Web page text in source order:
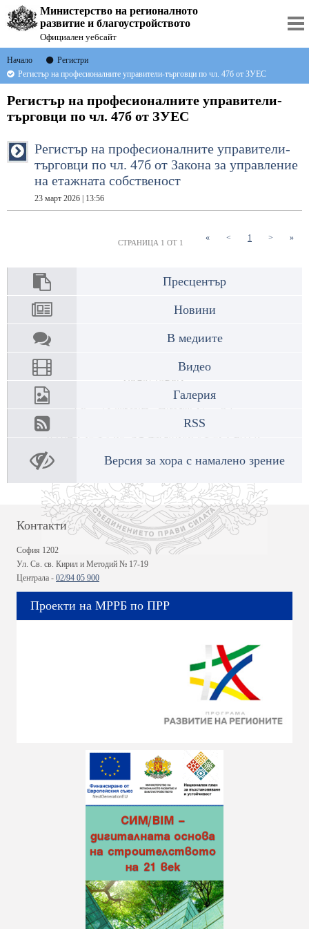
Министерство на регионалното
развитие и благоустройството
Официален уебсайт
Начало
Регистри
Регистър на професионалните управители-търговци по чл. 47б от ЗУЕС
Регистър на професионалните управители-
търговци по чл. 47б от ЗУЕС
Регистър на професионалните управители-
търговци по чл. 47б от Закона за управление
на етажната собственост
23 март 2026 | 13:56
« < 1 (current)
> »
СТРАНИЦА 1 ОТ 1
Пресцентър
Новини
В медиите
Видео
Галерия
RSS
Версия за хора с намалено зрение
Контакти
София 1202
Ул. Св. св. Кирил и Методий № 17-19
Централа - 02/94 05 900
Проекти на МРРБ по ПРР